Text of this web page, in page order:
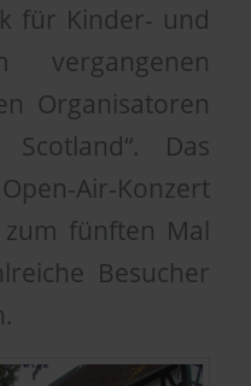
für Kinder- und
vergangenen
Organisatoren
Das
Air-Konzert
fünften Mal
Besucher